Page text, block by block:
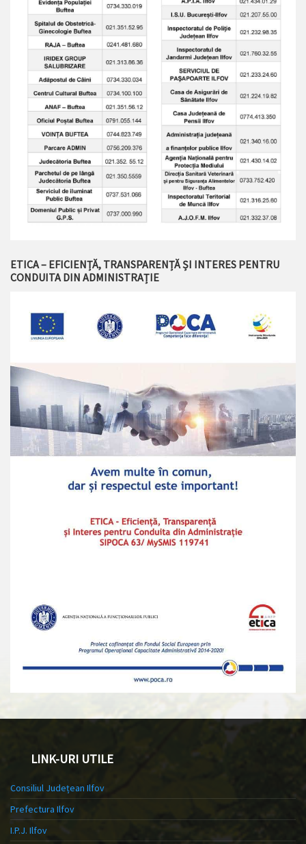
ETICA – EFICIENȚĂ, TRANSPARENȚĂ ȘI INTERES PENTRU
CONDUITA DIN ADMINISTRAȚIE
LINK-URI UTILE
Consiliul Județean Ilfov
Prefectura Ilfov
I.P.J. Ilfov